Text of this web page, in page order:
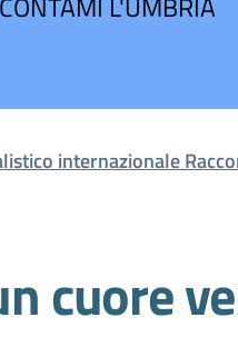
internazionale
cuore